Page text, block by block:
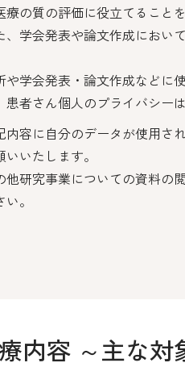
療の質の評価に役立てること
、学会発表や論文作成におい
や学会発表・論文作成などに
患者さん個人のプライバシー
内容に自分のデータが使用さ
いいたします。
他研究事業についての資料の
。
内容 ～主な対